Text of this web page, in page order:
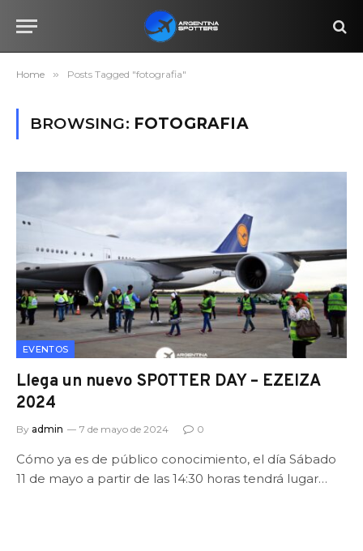
Home » Posts Tagged "fotografia"
BROWSING: FOTOGRAFIA
EVENTOS
Llega un nuevo SPOTTER DAY – EZEIZA
2024
By admin 7 de mayo de 2024 0
Cómo ya es de público conocimiento, el día Sábado
11 de mayo a partir de las 14:30 horas tendrá lugar…